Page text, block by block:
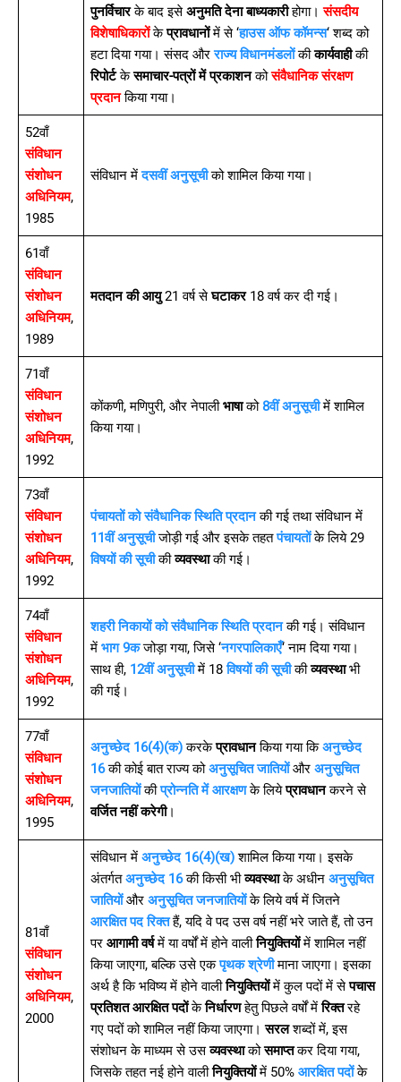
पुनर्विचारके बाद इसेअनुमति देना बाध्यकारीहोगा।संसदीय
विशेषाधिकारोंकेप्रावधानोंमें से ‘हाउस ऑफ कॉमन्स‘ शब्द को
हटा दिया गया। संसद औरराज्य विधानमंडलोंकीकार्यवाहीकी
रिपोर्टकेसमाचार-पत्रों में प्रकाशनकोसंवैधानिक संरक्षण
प्रदानकिया गया।
52वाँ
संविधान
संशोधन
अधिनियम,
1985
संविधान मेंदसवीं अनुसूचीको शामिल किया गया।
61वाँ
संविधान
संशोधन
अधिनियम,
1989
मतदान की आयु21 वर्ष सेघटाकर18 वर्ष कर दी गई।
71वाँ
संविधान
संशोधन
अधिनियम,
1992
कोंकणी, मणिपुरी, और नेपालीभाषाको8वीं अनुसूचीमें शामिल
किया गया।
73वाँ
संविधान
संशोधन
अधिनियम,
1992
पंचायतों को संवैधानिक स्थिति प्रदानकी गई तथा संविधान में
11वीं अनुसूचीजोड़ी गई और इसके तहतपंचायतोंके लिये 29
विषयों की सूचीकीव्यवस्थाकी गई।
74वाँ
संविधान
संशोधन
अधिनियम,
1992
शहरी निकायों को संवैधानिक स्थिति प्रदानकी गई। संविधान
मेंभाग 9कजोड़ा गया, जिसे ‘नगरपालिकाएँ‘ नाम दिया गया।
साथ ही, 12वीं अनुसूचीमें 18विषयों की सूचीकीव्यवस्थाभी
की गई।
77वाँ
संविधान
संशोधन
अधिनियम,
1995
अनुच्छेद 16(4)(क)करकेप्रावधानकिया गया किअनुच्छेद
16की कोई बात राज्य कोअनुसूचित जातियोंऔरअनुसूचित
जनजातियोंकीप्रोन्नति में आरक्षणके लियेप्रावधानकरने से
वर्जित नहीं करेगी।
81वाँ
संविधान
संशोधन
अधिनियम,
2000
संविधान मेंअनुच्छेद 16(4)(ख)शामिल किया गया। इसके
अंतर्गतअनुच्छेद 16की किसी भीव्यवस्थाके अधीनअनुसूचित
जातियोंऔरअनुसूचित जनजातियोंके लिये वर्ष में जितने
आरक्षित पद रिक्तहैं, यदि वे पद उस वर्ष नहीं भरे जाते हैं, तो उन
परआगामी वर्षमें या वर्षों में होने वालीनियुक्तियोंमें शामिल नहीं
किया जाएगा, बल्कि उसे एकपृथक श्रेणीमाना जाएगा। इसका
अर्थ है कि भविष्य में होने वालीनियुक्तियोंमें कुल पदों में सेपचास
प्रतिशत आरक्षित पदोंकेनिर्धारणहेतु पिछले वर्षों मेंरिक्तरहे
गए पदों को शामिल नहीं किया जाएगा।सरलशब्दों में, इस
संशोधन के माध्यम से उसव्यवस्थाकोसमाप्तकर दिया गया,
जिसके तहत नई होने वालीनियुक्तियोंमें 50%आरक्षित पदोंके